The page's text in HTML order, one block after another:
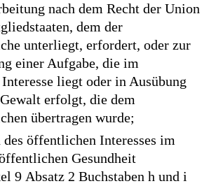
nach dem Recht der Union
dem der
unterliegt, erfordert, oder zur
einer Aufgabe, die im
liegt oder in Ausübung
erfolgt, die dem
übertragen wurde;
des öffentlichen Interesses im
Gesundheit
9 Absatz 2 Buchstaben h und i